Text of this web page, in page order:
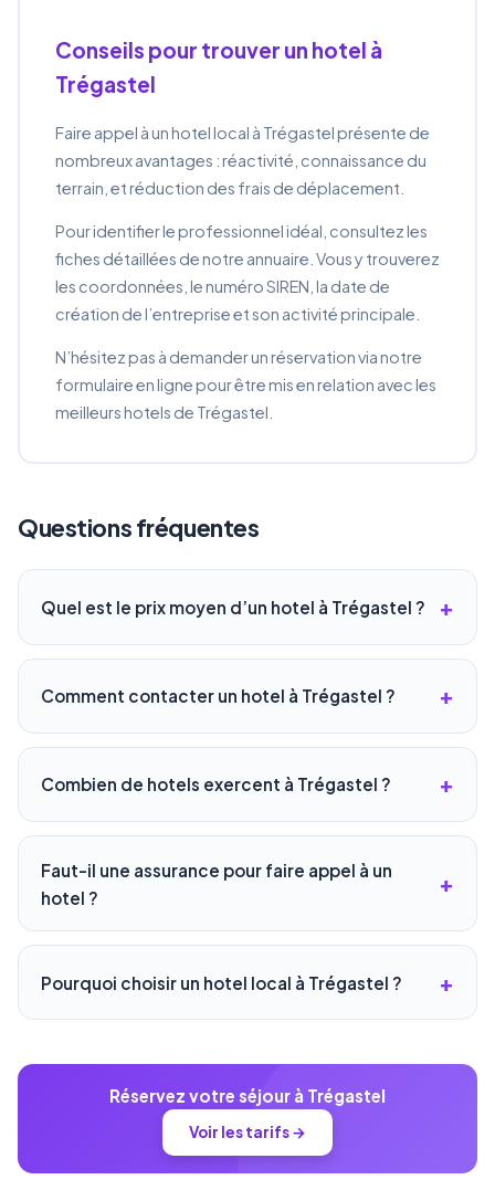
Conseils pour trouver un hotel à
Trégastel
Faire appel à un hotel local à Trégastel présente de
nombreux avantages : réactivité, connaissance du
terrain, et réduction des frais de déplacement.
Pour identifier le professionnel idéal, consultez les
fiches détaillées de notre annuaire. Vous y trouverez
les coordonnées, le numéro SIREN, la date de
création de l’entreprise et son activité principale.
N’hésitez pas à demander un réservation via notre
formulaire en ligne pour être mis en relation avec les
meilleurs hotels de Trégastel.
Questions fréquentes
Quel est le prix moyen d’un hotel à Trégastel ?
Comment contacter un hotel à Trégastel ?
Combien de hotels exercent à Trégastel ?
Faut-il une assurance pour faire appel à un
hotel ?
Pourquoi choisir un hotel local à Trégastel ?
Réservez votre séjour à Trégastel
Voir les tarifs →